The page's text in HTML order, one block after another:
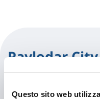
Questo sito web
Pavlodar